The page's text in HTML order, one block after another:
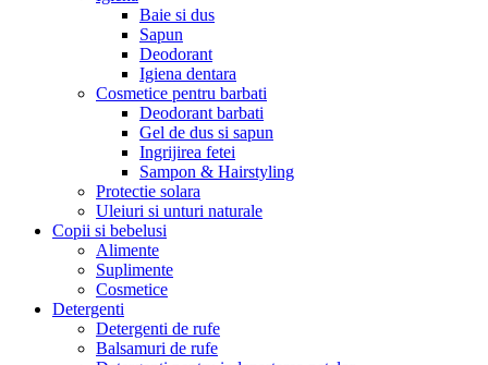
Baie si dus
Sapun
Deodorant
Igiena dentara
Cosmetice pentru barbati
Deodorant barbati
Gel de dus si sapun
Ingrijirea fetei
Sampon & Hairstyling
Protectie solara
Uleiuri si unturi naturale
Copii si bebelusi
Alimente
Suplimente
Cosmetice
Detergenti
Detergenti de rufe
Balsamuri de rufe